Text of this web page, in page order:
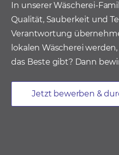
In unserer Wäscherei-
Qualität, Sauberkeit und
Verantwortung
lokalen Wäscherei
das Beste gibt? Dann
Jetzt bewerben &